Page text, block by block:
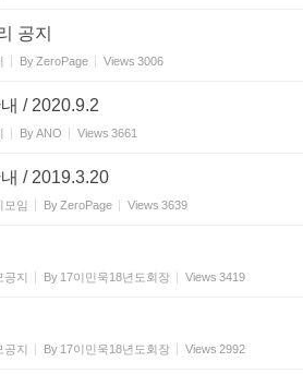
공지
By ZeroPage Views 3006
/ 2020.9.2
ByANO Views 3661
/ 2019.3.20
모임 By ZeroPage Views 3639
공지 By 17이민욱18년도회장 Views 3419
공지 By 17이민욱18년도회장 Views 2992